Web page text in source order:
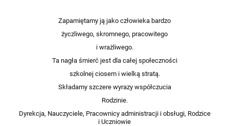
Zapamiętamy ją jako człowieka bardzo
życzliwego, skromnego, pracowitego
i wrażliwego.
Ta nagła śmierć jest dla całej społeczności
szkolnej ciosem i wielką stratą.
Składamy szczere wyrazy współczucia
Rodzinie.
Dyrekcja, Nauczyciele, Pracownicy administracji i obsługi, Rodzice
i Uczniowie